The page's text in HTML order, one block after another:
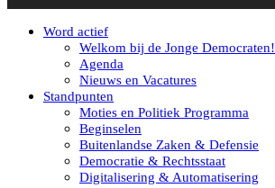
Word actief
Welkom bij de Jonge Democraten!
Agenda
Nieuws en Vacatures
Standpunten
Moties en Politiek Programma
Beginselen
Buitenlandse Zaken & Defensie
Democratie & Rechtsstaat
Digitalisering & Automatisering